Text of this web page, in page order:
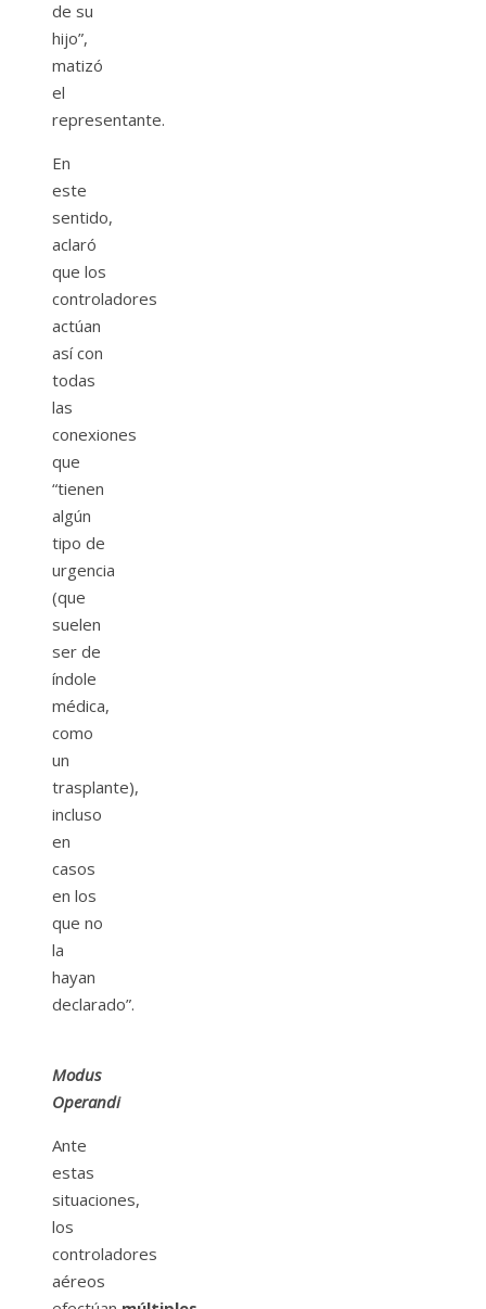
de su
hijo”,
matizó
el
representante.
En
este
sentido,
aclaró
que los
controladores
actúan
así con
todas
las
conexiones
que
“tienen
algún
tipo de
urgencia
(que
suelen
ser de
índole
médica,
como
un
trasplante),
incluso
en
casos
en los
que no
la
hayan
declarado”.
Modus
Operandi
Ante
estas
situaciones,
los
controladores
aéreos